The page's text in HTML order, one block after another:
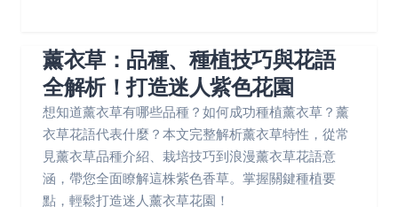
薰衣草：品種、種植技巧與花語
全解析！打造迷人紫色花園
想知道薰衣草有哪些品種？如何成功種植薰衣草？薰
衣草花語代表什麼？本文完整解析薰衣草特性，從常
見薰衣草品種介紹、栽培技巧到浪漫薰衣草花語意
涵，帶您全面瞭解這株紫色香草。掌握關鍵種植要
點，輕鬆打造迷人薰衣草花園！